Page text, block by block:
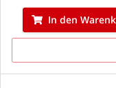
In den